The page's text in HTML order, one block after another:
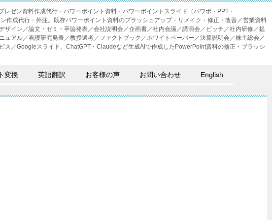
レゼン資料作成代行・パワーポイント資料・パワーポイントスライド（パワポ・PPT・
作成代行・外注。既存パワーポイント資料のブラッシュアップ・リメイク・修正・改善／営業資料
ザイン／論文・ゼミ・卒論発表／会社説明会／企画書／社内会議／講演会／ピッチ／社内研修／提
ュアル／看護研究発表／教授選考／ファクトブック／ホワイトペーパー／決算説明会／株主総会／
ス／Googleスライド。ChatGPT・Claudeなど生成AIで作成したPowerPoint資料の修正・ブラッシ
変換 英語翻訳 お客様の声 お問い合わせ English